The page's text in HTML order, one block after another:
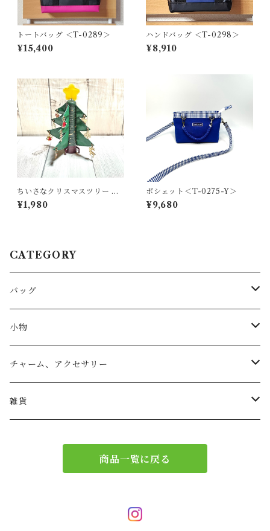
トートバッグ ＜T-0289＞
¥15,400
ハンドバッグ ＜T-0298＞
¥8,910
ちいさなクリスマスツリー ＜
K-0691＞
¥1,980
ポシェット＜T-0275-Y＞
¥9,680
CATEGORY
バッグ
トートバッグ
リュック
ショルダー
小物
小物入れ
チャーム、アクセサリー
バッグチャーム
雑貨
商品一覧に戻る